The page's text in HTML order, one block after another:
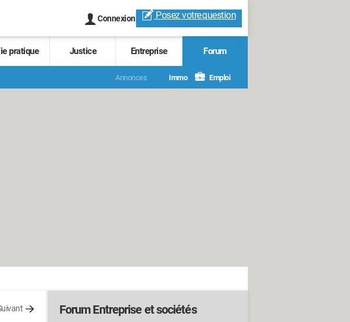
Connexion Posez votrequestion
pratique Justice Entreprise Forum
Annonces Immo Emploi
Forum Entreprise et sociétés